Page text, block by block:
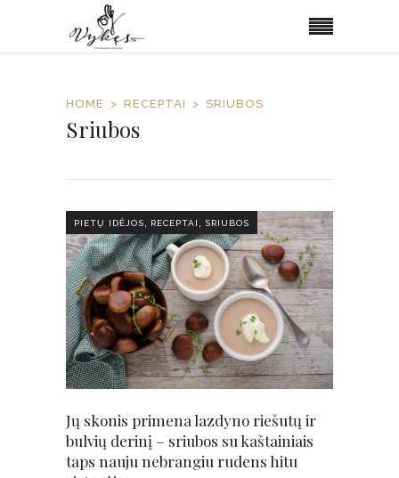
HOME RECEPTAI SRIUBOS
Sriubos
PIETŲ IDĖJOS RECEPTAI SRIUBOS
Jų skonis primena lazdyno riešutų ir
bulvių derinį – sriubos su kaštainiais
taps nauju nebrangiu rudens hitu